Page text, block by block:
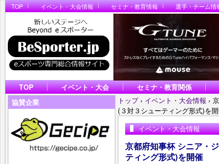
TOP イベント・大会情報 セミナ・教育情報 選手・チーム情
TOP イベント・大会
セミナ・教育関係
協賛企業
トップ › イベント・大会情報 ›
(３対３シューティング形式)を
イベント・大会情報
京都府知事杯 シニア・
ティング形式)を開催